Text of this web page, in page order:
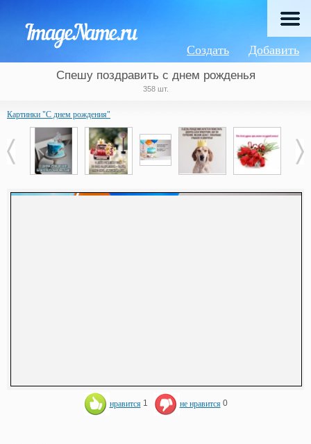
Добавить
Создать
Спешу поздравить с днем рожденья
358 шт.
Картинки "С днем рождения"
нравится 1 не нравится 0